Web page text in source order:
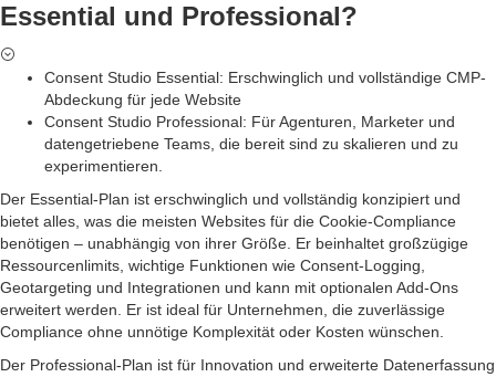
Essential und Professional?
Consent Studio Essential: Erschwinglich und vollständige CMP-
Abdeckung für jede Website
Consent Studio Professional: Für Agenturen, Marketer und
datengetriebene Teams, die bereit sind zu skalieren und zu
experimentieren.
Der Essential-Plan ist erschwinglich und vollständig konzipiert und
bietet alles, was die meisten Websites für die Cookie-Compliance
benötigen – unabhängig von ihrer Größe. Er beinhaltet großzügige
Ressourcenlimits, wichtige Funktionen wie Consent-Logging,
Geotargeting und Integrationen und kann mit optionalen Add-Ons
erweitert werden. Er ist ideal für Unternehmen, die zuverlässige
Compliance ohne unnötige Komplexität oder Kosten wünschen.
Der Professional-Plan ist für Innovation und erweiterte Datenerfassung